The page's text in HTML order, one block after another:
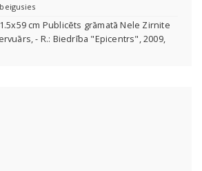
сm Publicēts grāmatā Nele Zirnite
- R.: Biedrība "Epicentrs", 2009,